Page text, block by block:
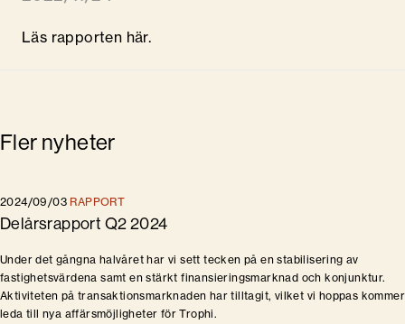
Om Trophi
Nyheter
Läs rapporten här.
Fler nyheter
2024/09/03 RAPPORT
Delårsrapport Q2 2024
Under det gångna halvåret har vi sett tecken på en stabilisering av
fastighetsvärdena samt en stärkt finansieringsmarknad och konjunktur.
Aktiviteten på transaktionsmarknaden har tilltagit, vilket vi hoppas kommer
leda till nya affärsmöjligheter för Trophi.